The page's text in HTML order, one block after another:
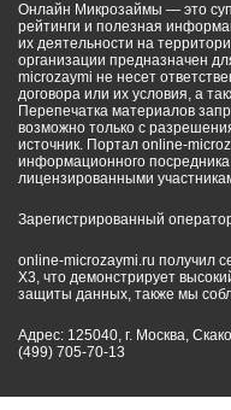
Онлайн Микрозаймы — это
рейтинги и полезная
их деятельности на
организации предназначен
microzaymi не несет
договора или их условия, а
Перепечатка материалов
возможно только с
источник. Портал online-
информационного
лицензированными
Зарегистрированный
online-microzaymi.ru получил
X3, что демонстрирует
защиты данных, также мы
Адрес: 125040, г. Москва,
(499) 705-70-13